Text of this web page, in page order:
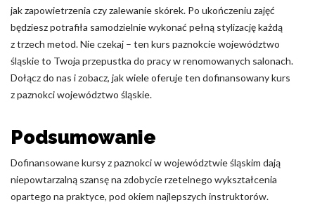
jak zapowietrzenia czy zalewanie skórek. Po ukończeniu zajęć
będziesz potrafiła samodzielnie wykonać pełną stylizację każdą
z trzech metod. Nie czekaj – ten kurs paznokcie województwo
śląskie to Twoja przepustka do pracy w renomowanych salonach.
Dołącz do nas i zobacz, jak wiele oferuje ten dofinansowany kurs
z paznokci województwo śląskie.
Podsumowanie
Dofinansowane kursy z paznokci w województwie śląskim dają
niepowtarzalną szansę na zdobycie rzetelnego wykształcenia
opartego na praktyce, pod okiem najlepszych instruktorów.